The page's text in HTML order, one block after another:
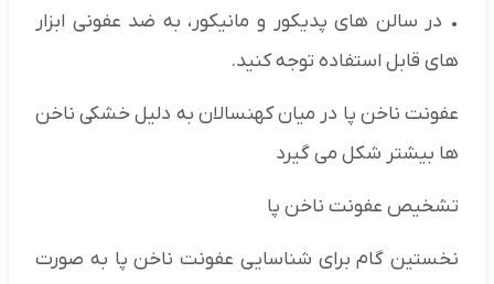
• در سالن های پدیکور و مانیکور، به ضد عفونی ابزار
های قابل استفاده توجه کنید.
عفونت ناخن پا در میان کهنسالان به دلیل خشکی ناخن
ها بیشتر شکل می گیرد
تشخیص عفونت ناخن پا
نخستین گام برای شناسایی عفونت ناخن پا به صورت